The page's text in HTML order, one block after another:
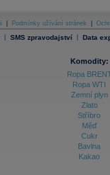
Podmínky užívání stránek
| SMS zpravodajství | Data
Komodity:
Ropa
Ropa WTI
Zemní plyn
Zlato
Stříbro
Měď
Cukr
Bavlna
Kakao